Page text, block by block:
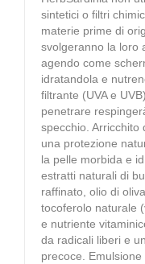
sintetici o filtri
materie prime di
svolgeranno la loro
agendo come
idratandola e
filtrante (UVA e
penetrare
specchio. Arricchito
una protezione
la pelle morbida e
estratti naturali di
raffinato, olio di
tocoferolo naturale
e nutriente
da radicali liberi e
precoce.